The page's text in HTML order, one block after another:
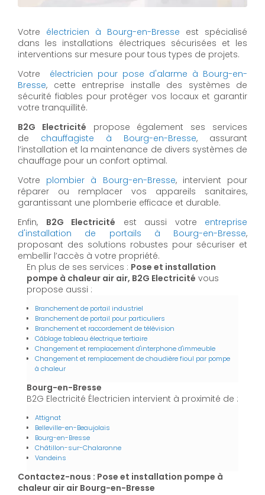
Votre électricien à Bourg-en-Bresse est spécialisé
dans les installations électriques sécurisées et les
interventions sur mesure pour tous types de projets.
Votre électricien pour pose d'alarme à Bourg-en-
Bresse, cette entreprise installe des systèmes de
sécurité fiables pour protéger vos locaux et garantir
votre tranquillité.
B2G Electricité propose également ses services
de chauffagiste à Bourg-en-Bresse, assurant
l’installation et la maintenance de divers systèmes de
chauffage pour un confort optimal.
Votre plombier à Bourg-en-Bresse, intervient pour
réparer ou remplacer vos appareils sanitaires,
garantissant une plomberie efficace et durable.
Enfin, B2G Electricité est aussi votre entreprise
d'installation de portails à Bourg-en-Bresse,
proposant des solutions robustes pour sécuriser et
embellir l’accès à votre propriété.
En plus de ses services : Pose et installation
pompe à chaleur air air, B2G Electricité vous
propose aussi :
Branchement de portail industriel
Branchement de portail pour particuliers
Branchement et raccordement de télévision
Câblage tableau électrique tertiaire
Changement et remplacement d'interphone d'immeuble
Changement et remplacement de chaudière fioul par pompe
à chaleur
Bourg-en-Bresse
B2G Electricité Électricien intervient à proximité de :
Attignat
Belleville-en-Beaujolais
Bourg-en-Bresse
Châtillon-sur-Chalaronne
Vandeins
Contactez-nous : Pose et installation pompe à
chaleur air air Bourg-en-Bresse